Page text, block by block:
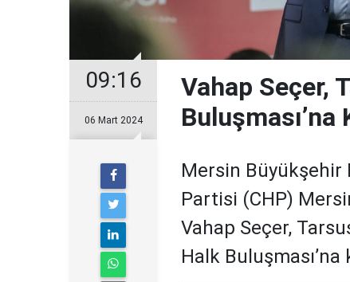
09:16
06 Mart 2024
Vahap Seçer,
Buluşması’na
Mersin Büyükşehir
Partisi (CHP)
Vahap Seçer,
Halk